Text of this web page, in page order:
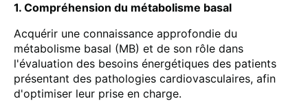
1. Compréhension du métabolisme basal
Acquérir une connaissance approfondie du
métabolisme basal (MB) et de son rôle dans
l'évaluation des besoins énergétiques des patients
présentant des pathologies cardiovasculaires, afin
d'optimiser leur prise en charge.